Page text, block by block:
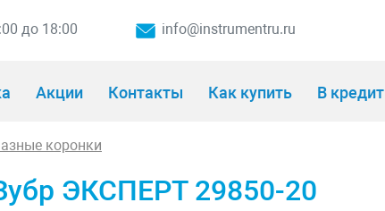
до 18:00 info@instrumentru.ru
Акции Контакты Как купить В кредит
коронки
ЭКСПЕРТ 29850-20